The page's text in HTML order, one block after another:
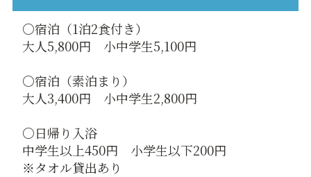
○宿泊（1泊2食付き）
大人5,800円 小中学生5,100円
○宿泊（素泊まり）
大人3,400円 小中学生2,800円
○日帰り入浴
中学生以上450円 小学生以下200円
※タオル貸出あり